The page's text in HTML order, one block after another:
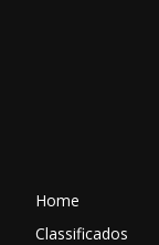
Home
Classificados